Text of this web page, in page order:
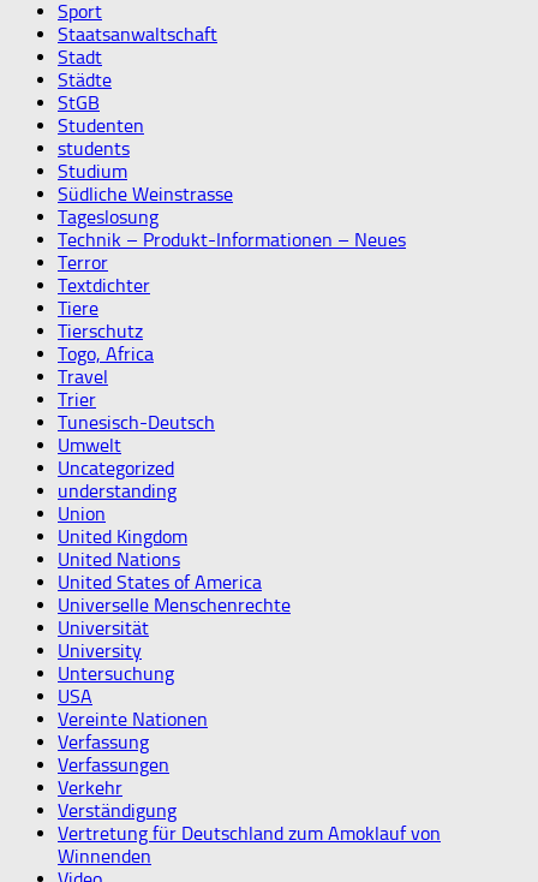
Sport
Staatsanwaltschaft
Stadt
Städte
StGB
Studenten
students
Studium
Südliche Weinstrasse
Tageslosung
Technik – Produkt-Informationen – Neues
Terror
Textdichter
Tiere
Tierschutz
Togo, Africa
Travel
Trier
Tunesisch-Deutsch
Umwelt
Uncategorized
understanding
Union
United Kingdom
United Nations
United States of America
Universelle Menschenrechte
Universität
University
Untersuchung
USA
Vereinte Nationen
Verfassung
Verfassungen
Verkehr
Verständigung
Vertretung für Deutschland zum Amoklauf von
Winnenden